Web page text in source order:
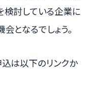
討している企業に
となるでしょう。
は以下のリンクか